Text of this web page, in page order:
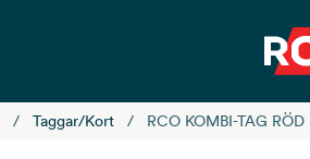
Taggar/kort RCO KOMBI-TAG RÖD